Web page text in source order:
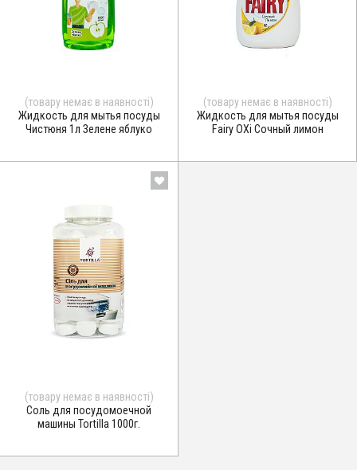
(товару немає в наявності)
Жидкость для мытья посуды
Чистюня 1л Зелене яблуко
(товару немає в наявності)
Жидкость для мытья посуды
Fairy ОХі Сочный лимон
(товару немає в наявності)
Соль для посудомоечной
машины Tortilla 1000г.